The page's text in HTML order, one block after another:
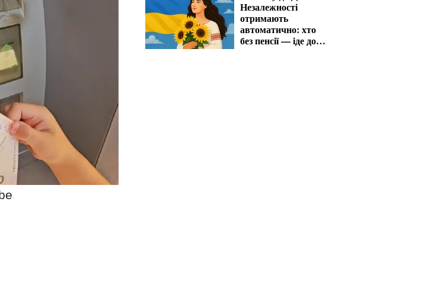
Незалежності
отримають
автоматично: хто
без пенсії — іде до